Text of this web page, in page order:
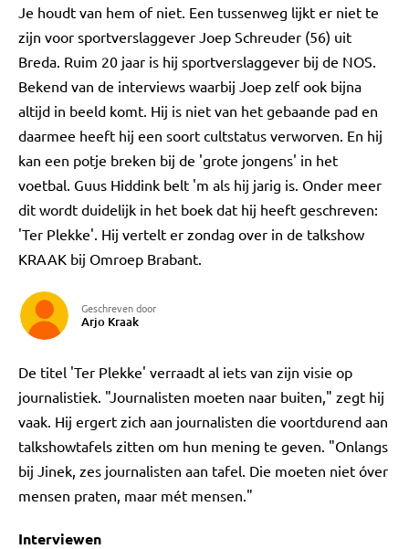
Je houdt van hem of niet. Een tussenweg lijkt er niet te
zijn voor sportverslaggever Joep Schreuder (56) uit
Breda. Ruim 20 jaar is hij sportverslaggever bij de NOS.
Bekend van de interviews waarbij Joep zelf ook bijna
altijd in beeld komt. Hij is niet van het gebaande pad en
daarmee heeft hij een soort cultstatus verworven. En hij
kan een potje breken bij de 'grote jongens' in het
voetbal. Guus Hiddink belt 'm als hij jarig is. Onder meer
dit wordt duidelijk in het boek dat hij heeft geschreven:
'Ter Plekke'. Hij vertelt er zondag over in de talkshow
KRAAK bij Omroep Brabant.
Geschreven door
Arjo Kraak
De titel 'Ter Plekke' verraadt al iets van zijn visie op
journalistiek. "Journalisten moeten naar buiten," zegt hij
vaak. Hij ergert zich aan journalisten die voortdurend aan
talkshowtafels zitten om hun mening te geven. "Onlangs
bij Jinek, zes journalisten aan tafel. Die moeten niet óver
mensen praten, maar mét mensen."
Interviewen